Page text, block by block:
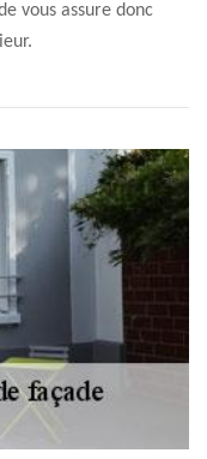
vous assure donc